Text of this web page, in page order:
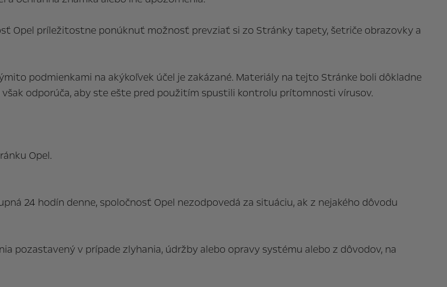
Opel príležitostne ponúknuť možnosť prevziať si zo Stránky tapety, šetriče obrazovky a
podmienkami na akýkoľvek účel je zakázané. Materiály na tejto Stránke boli dôkladne
odporúča, aby ste ešte pred použitím spustili kontrolu prítomnosti vírusov.
Opel.
24 hodín denne, spoločnosť Opel nezodpovedá za situáciu, ak z nejakého dôvodu
pozastavený v prípade zlyhania, údržby alebo opravy systému alebo z dôvodov, na